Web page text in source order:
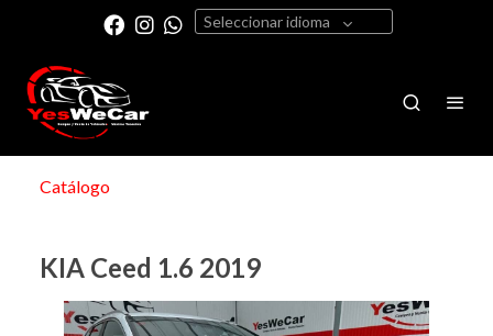
Seleccionar idioma
Catálogo
KIA Ceed 1.6 2019